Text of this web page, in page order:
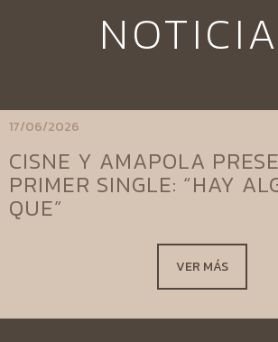
17/06/2026
CISNE Y AMAPOLA
PRIMER SINGLE: “HAY
QUE”
VER MÁS